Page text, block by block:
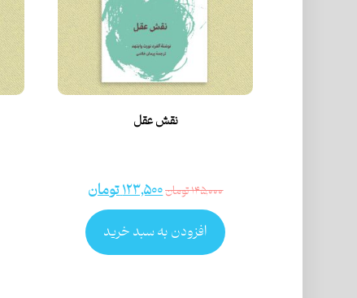
نقش عقل
۱۴۵,۰۰۰تومان۱۲۳,۵۰۰تومان
افزودن به سبد خرید